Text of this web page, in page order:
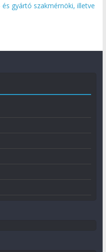
és gyártó szakmérnöki, illetve